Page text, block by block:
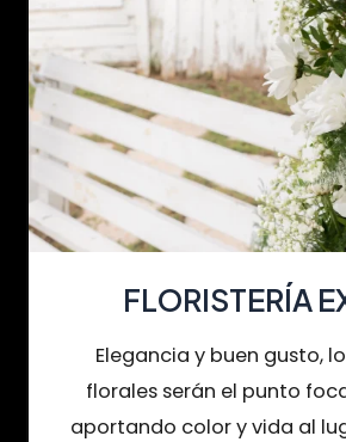
FLORISTERÍA
Elegancia y buen gusto,
florales serán el punto
aportando color y vida al